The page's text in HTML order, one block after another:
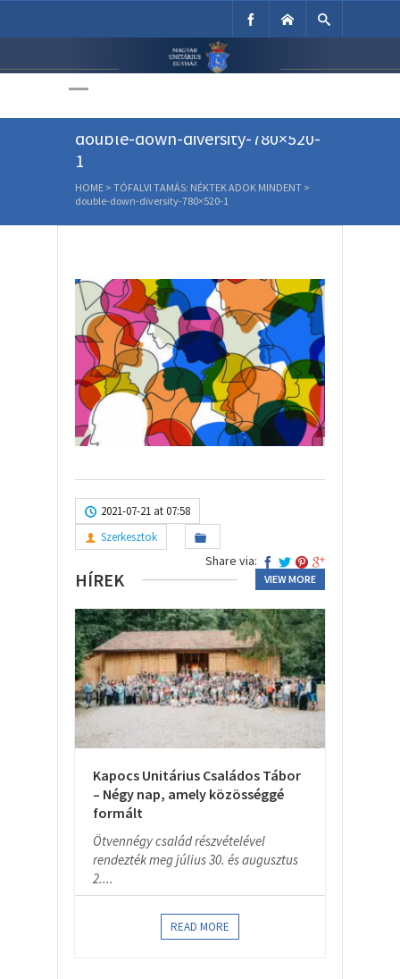
Unitárius Egyház
double-down-diversity-780×520-
1
HOME > TÓFALVI TAMÁS: NÉKTEK ADOK MINDENT >
double-down-diversity-780×520-1
2021-07-21 at 07:58
Szerkesztok
Share via:
HÍREK VIEW MORE
Kapocs Unitárius Családos Tábor
– Négy nap, amely közösséggé
formált
Ötvennégy család részvételével
rendezték meg július 30. és augusztus
2....
READ MORE